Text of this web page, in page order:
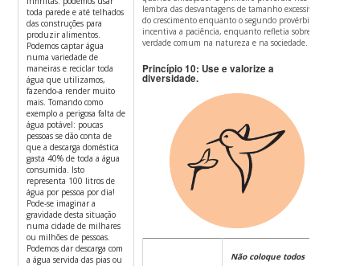
toda parede e até telhados
das construções para
produzir alimentos.
Podemos captar água
numa variedade de
maneiras e reciclar toda
água que utilizamos,
fazendo-a render muito
mais. Tomando como
exemplo a perigosa falta de
água potável: poucas
pessoas se dão conta de
que a descarga doméstica
gasta 40% de toda a água
consumida. Isto
representa 100 litros de
água por pessoa por dia!
Pode-se imaginar a
gravidade desta situação
numa cidade de milhares
ou milhões de pessoas.
Podemos dar descarga com
a água servida das pias ou
lembra das desvantagens de tamanho excessivo e
do crescimento enquanto o segundo provérbio
incentiva a paciência, enquanto refletia sobre uma
verdade comum na natureza e na sociedade.
Princípio 10: Use e valorize a
diversidade.
Não coloque todos